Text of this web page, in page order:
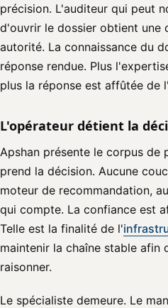
précision. L'auditeur qui peut
d'ouvrir le dossier obtient une
autorité. La connaissance du
réponse rendue. Plus
plus la réponse est affûtée de
L'opérateur détient la
Apshan présente le corpus de
prend la décision. Aucune
moteur de recommandation,
qui compte. La confiance est
Telle est la finalité de l'
maintenir la chaîne stable afin
raisonner.
Le spécialiste demeure. Le